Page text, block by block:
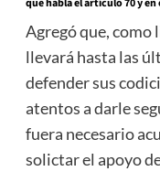
que habla el artículo 70 y
Agregó que,
llevará hasta las
defender sus
atentos a darle
fuera necesario
solictar el apoyo